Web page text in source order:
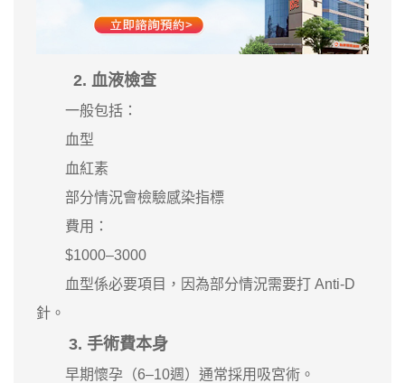
2. 血液檢查
一般包括：
血型
血紅素
部分情況會檢驗感染指標
費用：
$1000–3000
血型係必要項目，因為部分情況需要打 Anti-D
針。
3. 手術費本身
早期懷孕（6–10週）通常採用吸宮術。